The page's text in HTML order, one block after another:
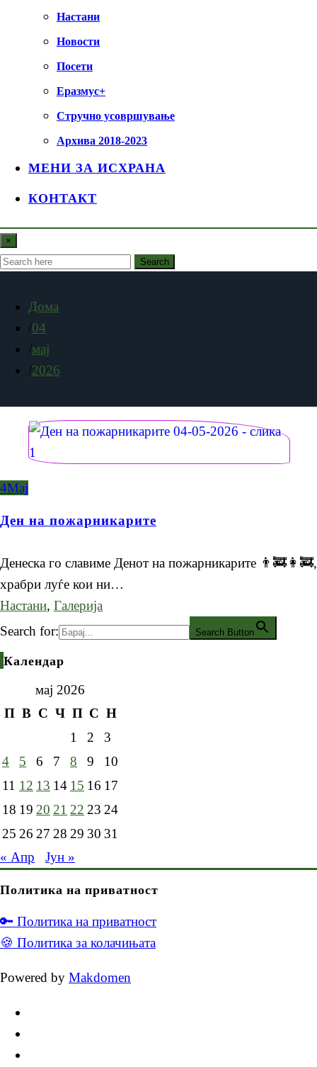
Настани
Новости
Посети
Еразмус+
Стручно усовршување
Архива 2018-2023
МЕНИ ЗА ИСХРАНА
КОНТАКТ
×
Search
Дома
04
мај
2026
4Мај
Ден на пожарникарите
Денеска го славиме Денот на пожарникарите 👨‍🚒👩‍🚒,
храбри луѓе кои ни…
Настани, Галерија
Search for:
Search Button
Календар
мај 2026
П В С Ч П С Н
1
2
3
4
5 6 7 8 9
10
11 12 13 14 15 16 17
18 19 20 21 22 23 24
25 26 27 28 29 30 31
« Апр
Јун »
Политика на приватност
🔑 Политика на приватност
🍪 Политика за колачињата
Powered by Makdomen